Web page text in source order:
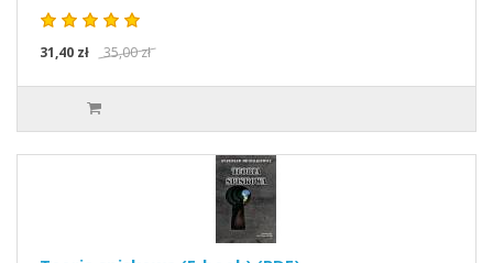
31,40 zł 35,00 zł